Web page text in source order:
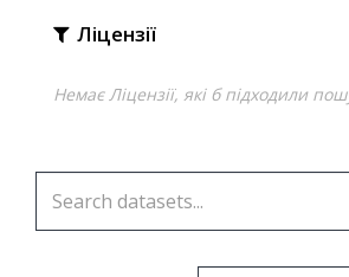
Ліцензії
Немає Ліцензії, які б підходили